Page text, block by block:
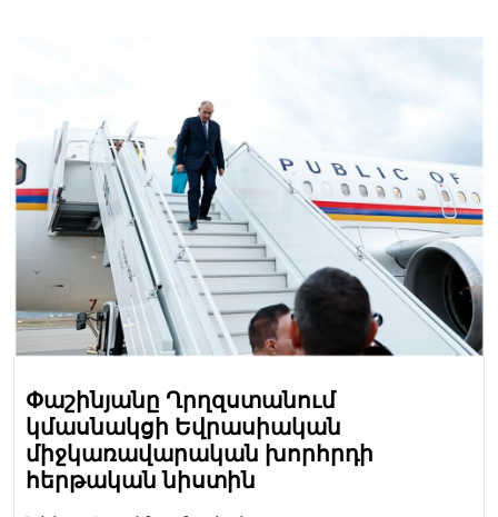
Փաշինյանը Ղրղզստանում
կմասնակցի Եվրասիական
միջկառավարական խորհրդի
հերթական նիստին